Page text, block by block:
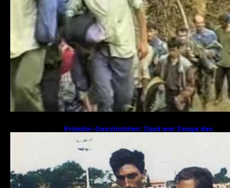
Prijedor-Geschichten: Zijad war Zeuge des
sucht Frau und zwei Kinder